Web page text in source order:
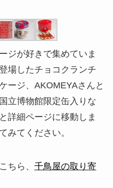
ジが好きで集めていま
場したチョコクランチ
ージ、AKOMEYAさんと
立博物館限定缶入りな
詳細ページに移動しま
みてください。
ちら、 千鳥屋の取り寄